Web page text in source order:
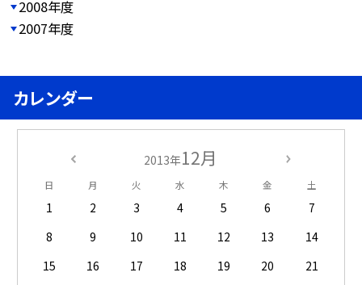
2008年度
2007年度
カレンダー
2013年12月
日 月 火 水 木 金 土
1 2 3 4 5 6
7
8
9 10 11 12 13
14
15
16 17 18 19 20
21